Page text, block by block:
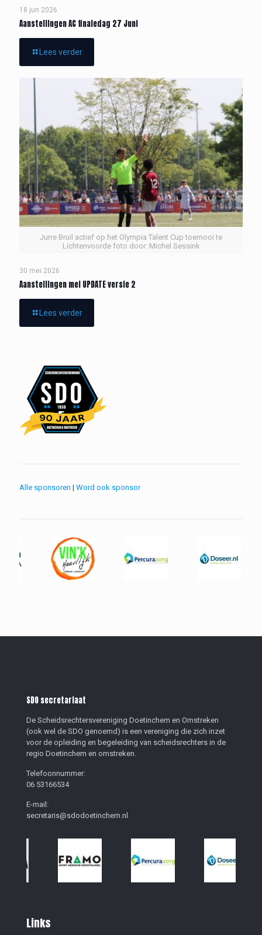
18 jun 2026
Aanstellingen AC finaledag 27 Juni
Lees verder
Jurre Bruil actief op het Olympia Talent Cup toernooi te
Lichtenvoorde foto door: Michel Sessink
30 mei 2026
Aanstellingen mei UPDATE versie 2
Lees verder
Alle sponsoren | Word ook sponsor
SDO secretariaat
De Scheidsrechtersvereniging Doetinchem en Omstreken
(ook wel de SDO genoemd) is een vereniging die zich inzet
voor de opleiding en begeleiding van scheidsrechters in de
regio Doetinchem en omstreken.
Telefoonnummer:
06 53166534
E-mail:
secretaris@sdodoetinchem.nl
Links